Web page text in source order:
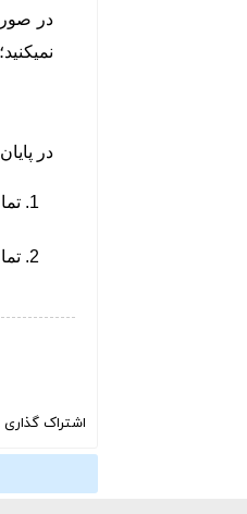
در
در
اشتراک گذاری